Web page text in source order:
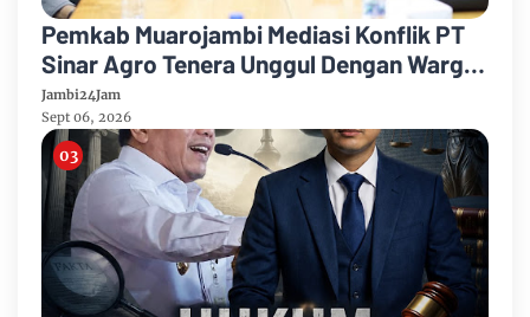
Pemkab Muarojambi Mediasi Konflik PT
Sinar Agro Tenera Unggul Dengan Warga
Sipin Teluk Duren
Jambi24Jam
Sept 06, 2026